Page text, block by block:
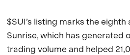
$SUI’s listing marks the
Sunrise, which has generated
trading volume and helped